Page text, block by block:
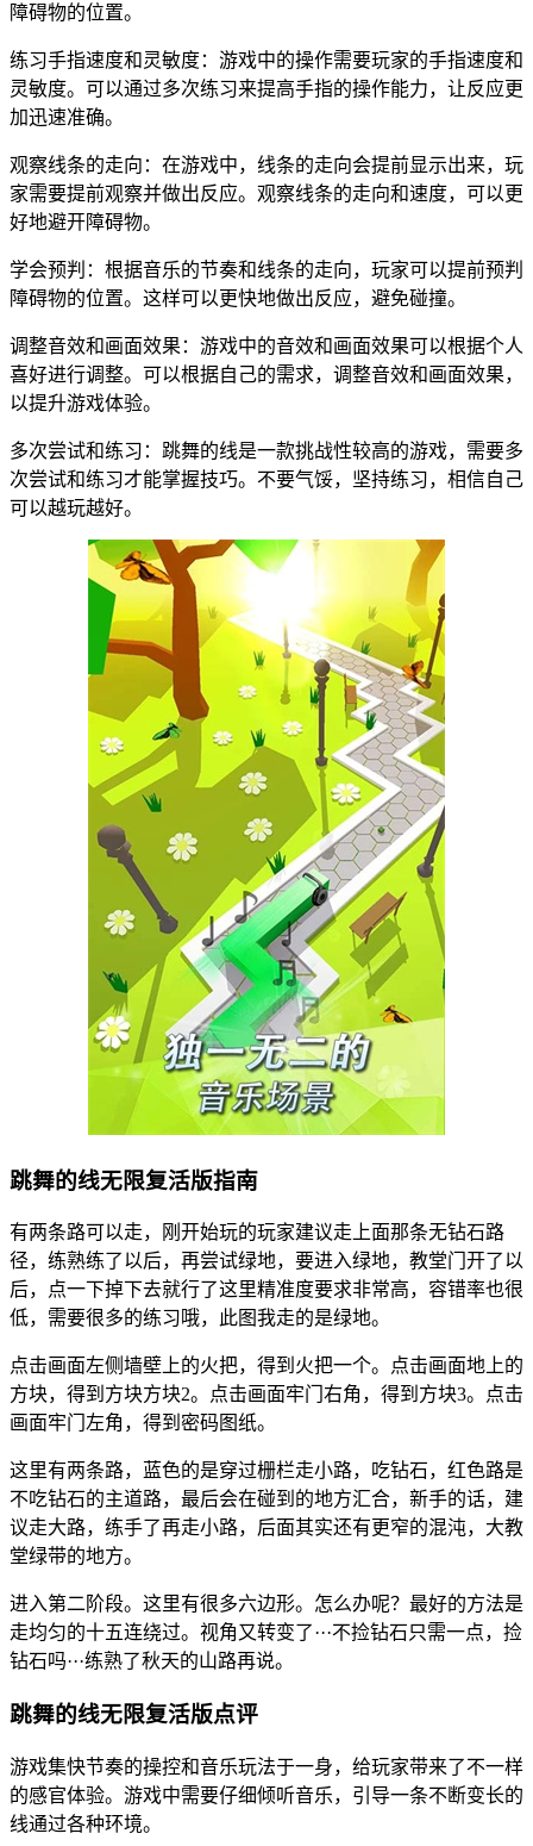
障碍物的位置。
练习手指速度和灵敏度：游戏中的操作需要玩家的手指速度和
灵敏度。可以通过多次练习来提高手指的操作能力，让反应更
加迅速准确。
观察线条的走向：在游戏中，线条的走向会提前显示出来，玩
家需要提前观察并做出反应。观察线条的走向和速度，可以更
好地避开障碍物。
学会预判：根据音乐的节奏和线条的走向，玩家可以提前预判
障碍物的位置。这样可以更快地做出反应，避免碰撞。
调整音效和画面效果：游戏中的音效和画面效果可以根据个人
喜好进行调整。可以根据自己的需求，调整音效和画面效果，
以提升游戏体验。
多次尝试和练习：跳舞的线是一款挑战性较高的游戏，需要多
次尝试和练习才能掌握技巧。不要气馁，坚持练习，相信自己
可以越玩越好。
跳舞的线无限复活版指南
有两条路可以走，刚开始玩的玩家建议走上面那条无钻石路
径，练熟练了以后，再尝试绿地，要进入绿地，教堂门开了以
后，点一下掉下去就行了这里精准度要求非常高，容错率也很
低，需要很多的练习哦，此图我走的是绿地。
点击画面左侧墙壁上的火把，得到火把一个。点击画面地上的
方块，得到方块方块2。点击画面牢门右角，得到方块3。点击
画面牢门左角，得到密码图纸。
这里有两条路，蓝色的是穿过栅栏走小路，吃钻石，红色路是
不吃钻石的主道路，最后会在碰到的地方汇合，新手的话，建
议走大路，练手了再走小路，后面其实还有更窄的混沌，大教
堂绿带的地方。
进入第二阶段。这里有很多六边形。怎么办呢？最好的方法是
走均匀的十五连绕过。视角又转变了···不捡钻石只需一点，捡
钻石吗···练熟了秋天的山路再说。
跳舞的线无限复活版点评
游戏集快节奏的操控和音乐玩法于一身，给玩家带来了不一样
的感官体验。游戏中需要仔细倾听音乐，引导一条不断变长的
线通过各种环境。